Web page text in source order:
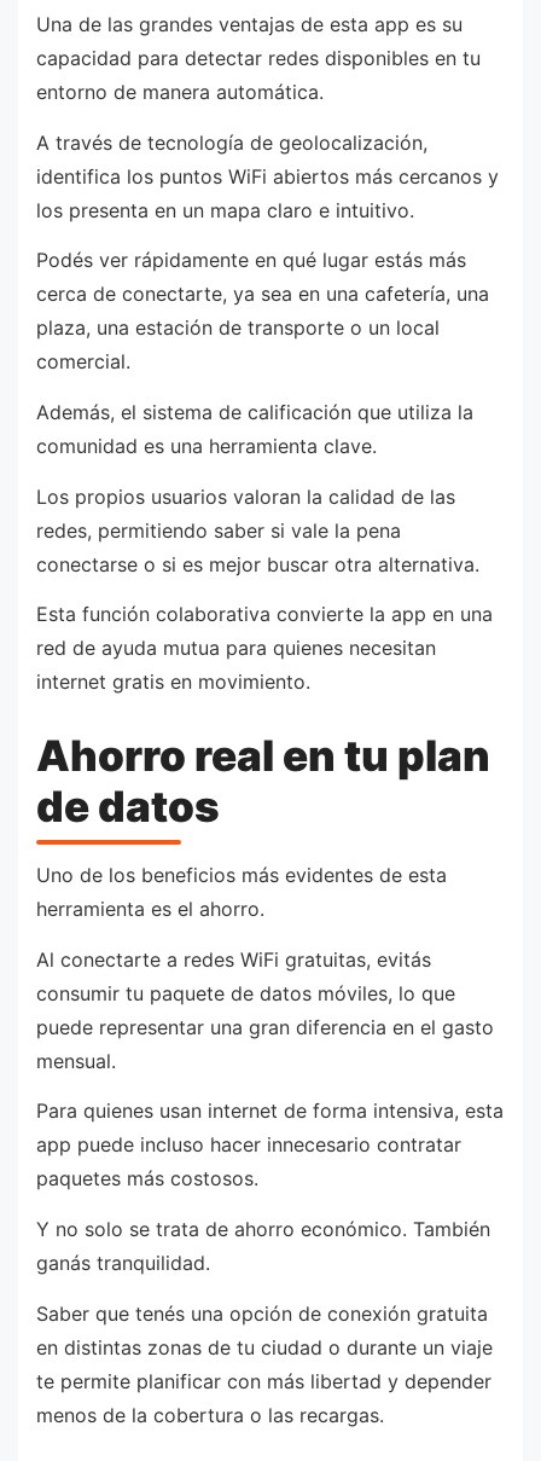
Una de las grandes ventajas de esta app es su
capacidad para detectar redes disponibles en tu
entorno de manera automática.
A través de tecnología de geolocalización,
identifica los puntos WiFi abiertos más cercanos y
los presenta en un mapa claro e intuitivo.
Podés ver rápidamente en qué lugar estás más
cerca de conectarte, ya sea en una cafetería, una
plaza, una estación de transporte o un local
comercial.
Además, el sistema de calificación que utiliza la
comunidad es una herramienta clave.
Los propios usuarios valoran la calidad de las
redes, permitiendo saber si vale la pena
conectarse o si es mejor buscar otra alternativa.
Esta función colaborativa convierte la app en una
red de ayuda mutua para quienes necesitan
internet gratis en movimiento.
Ahorro real en tu plan
de datos
Uno de los beneficios más evidentes de esta
herramienta es el ahorro.
Al conectarte a redes WiFi gratuitas, evitás
consumir tu paquete de datos móviles, lo que
puede representar una gran diferencia en el gasto
mensual.
Para quienes usan internet de forma intensiva, esta
app puede incluso hacer innecesario contratar
paquetes más costosos.
Y no solo se trata de ahorro económico. También
ganás tranquilidad.
Saber que tenés una opción de conexión gratuita
en distintas zonas de tu ciudad o durante un viaje
te permite planificar con más libertad y depender
menos de la cobertura o las recargas.